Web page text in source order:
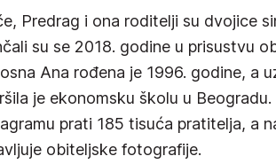
Predrag i ona roditelji su dvojice
su se 2018. godine u prisustvu
Ana rođena je 1996. godine, a
je ekonomsku školu u
prati 185 tisuća pratitelja, a
obiteljske fotografije.